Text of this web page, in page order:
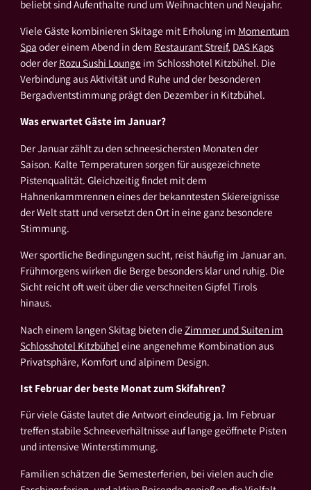
beliebt sind Aufenthalte rund um Weihnachten und Neujahr.
Viele Gäste kombinieren Skitage mit Erholung im Momentum
Spa oder einem Abend in dem Restaurant Streif, DAS Kaps
oder derRozu Sushi Lounge im Schlosshotel Kitzbühel. Die
Verbindung aus Aktivität und Ruhe und der besonderen
Bergadventstimmung prägt den Dezember in Kitzbühel.
Was erwartet Gäste im Januar?
Der Januar zählt zu den schneesichersten Monaten der
Saison. Kalte Temperaturen sorgen für ausgezeichnete
Pistenqualität. Gleichzeitig findet mit dem
Hahnenkammrennen eines der bekanntesten Skiereignisse
der Welt statt und versetzt den Ort in eine ganz besondere
Stimmung.
Wer sportliche Bedingungen sucht, reist häufig im Januar an.
Frühmorgens wirken die Berge besonders klar und ruhig. Die
Sicht reicht oft weit über die verschneiten Gipfel Tirols
hinaus.
Nach einem langen Skitag bieten die Zimmer und Suiten im
Schlosshotel Kitzbühel eine angenehme Kombination aus
Privatsphäre, Komfort und alpinem Design.
Ist Februar der beste Monat zum Skifahren?
Für viele Gäste lautet die Antwort eindeutig ja. Im Februar
treffen stabile Schneeverhältnisse auf lange geöffnete Pisten
und intensive Winterstimmung.
Familien schätzen die Semesterferien, bei vielen auch die